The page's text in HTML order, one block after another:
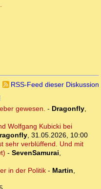
RSS-Feed dieser Diskussion
gewesen. - Dragonfly,
Wolfgang Kubicki bei
, 31.05.2026, 10:00
sehr verblüffend. Und mit
- SevenSamurai,
in der Politik- Martin,